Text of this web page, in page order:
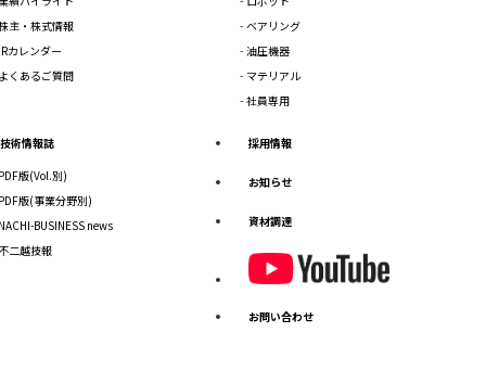
主・株式情報
カレンダー
くあるご質問
ベアリング
油圧機器
マテリアル
社員専用
技術情報誌
版(Vol.別)
版(事業分野別)
BUSINESS news
二越技報
採用情報
お知らせ
資材調達
お問い合わせ